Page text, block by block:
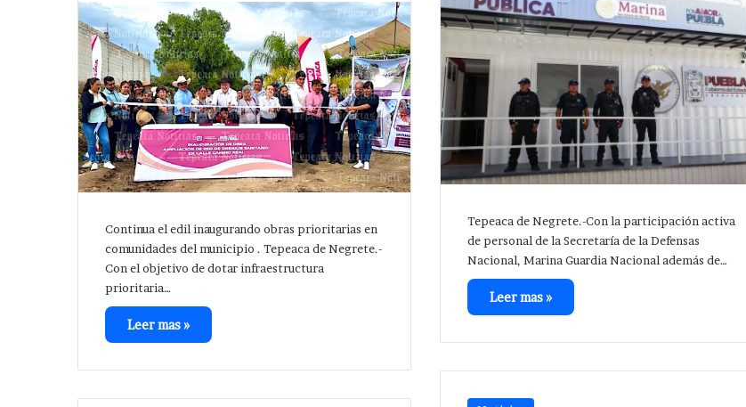
Tepeaca de Negrete.-Con la participación activa
de personal de la Secretaría de la Defensas
Nacional, Marina Guardia Nacional además de…
Leer mas »
Continua el edil inaugurando obras prioritarias en
comunidades del municipio . Tepeaca de Negrete.-
Con el objetivo de dotar infraestructura
prioritaria…
Leer mas »